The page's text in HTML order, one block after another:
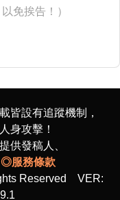
免挨告！）
皆設有追蹤機制，
身攻擊！
供發稿人、
◎服務條款
Reserved VER: